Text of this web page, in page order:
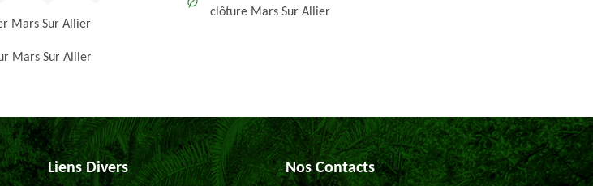
Mars Sur Allier
Mars Sur Allier
clôture Mars Sur Allier
Liens Divers Nos Contacts